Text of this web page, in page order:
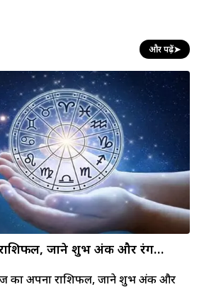
और पढ़ें➤
जाने शुभ अंक और रंग…
का अपना राशिफल, जाने शुभ अंक और